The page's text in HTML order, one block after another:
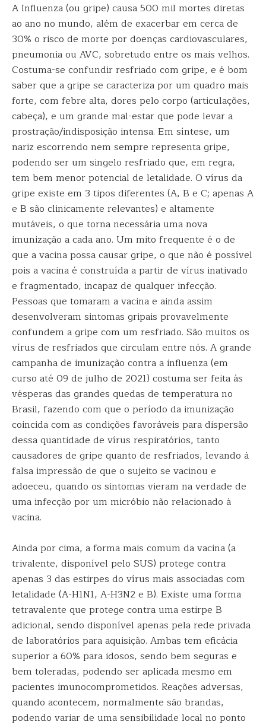
A Influenza (ou gripe) causa 500 mil mortes diretas
ao ano no mundo, além de exacerbar em cerca de
30% o risco de morte por doenças cardiovasculares,
pneumonia ou AVC, sobretudo entre os mais velhos.
Costuma-se confundir resfriado com gripe, e é bom
saber que a gripe se caracteriza por um quadro mais
forte, com febre alta, dores pelo corpo (articulações,
cabeça), e um grande mal-estar que pode levar a
prostração/indisposição intensa. Em síntese, um
nariz escorrendo nem sempre representa gripe,
podendo ser um singelo resfriado que, em regra,
tem bem menor potencial de letalidade. O vírus da
gripe existe em 3 tipos diferentes (A, B e C; apenas A
e B são clinicamente relevantes) e altamente
mutáveis, o que torna necessária uma nova
imunização a cada ano. Um mito frequente é o de
que a vacina possa causar gripe, o que não é possível
pois a vacina é construída a partir de vírus inativado
e fragmentado, incapaz de qualquer infecção.
Pessoas que tomaram a vacina e ainda assim
desenvolveram sintomas gripais provavelmente
confundem a gripe com um resfriado. São muitos os
vírus de resfriados que circulam entre nós. A grande
campanha de imunização contra a influenza (em
curso até 09 de julho de 2021) costuma ser feita às
vésperas das grandes quedas de temperatura no
Brasil, fazendo com que o período da imunização
coincida com as condições favoráveis para dispersão
dessa quantidade de vírus respiratórios, tanto
causadores de gripe quanto de resfriados, levando à
falsa impressão de que o sujeito se vacinou e
adoeceu, quando os sintomas vieram na verdade de
uma infecção por um micróbio não relacionado à
vacina.
Ainda por cima, a forma mais comum da vacina (a
trivalente, disponível pelo SUS) protege contra
apenas 3 das estirpes do vírus mais associadas com
letalidade (A-H1N1, A-H3N2 e B). Existe uma forma
tetravalente que protege contra uma estirpe B
adicional, sendo disponível apenas pela rede privada
de laboratórios para aquisição. Ambas tem eficácia
superior a 60% para idosos, sendo bem seguras e
bem toleradas, podendo ser aplicada mesmo em
pacientes imunocomprometidos. Reações adversas,
quando acontecem, normalmente são brandas,
podendo variar de uma sensibilidade local no ponto